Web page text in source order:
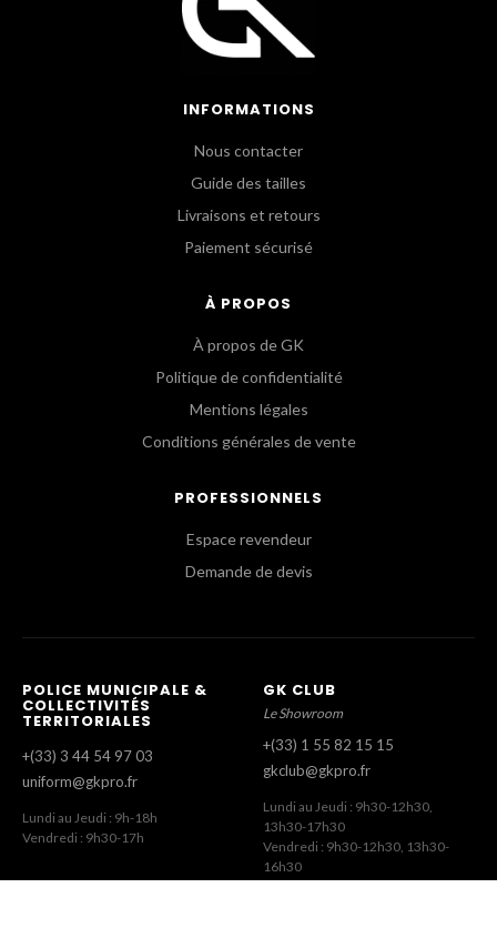
INFORMATIONS
Nous contacter
Guide des tailles
Livraisons et retours
Paiement sécurisé
À PROPOS
À propos de GK
Politique de confidentialité
Mentions légales
Conditions générales de vente
PROFESSIONNELS
Espace revendeur
Demande de devis
POLICE MUNICIPALE &
COLLECTIVITÉS
TERRITORIALES
+(33) 3 44 54 97 03
uniform@gkpro.fr
Lundi au Jeudi : 9h-18h
Vendredi : 9h30-17h
GK CLUB
Le Showroom
+(33) 1 55 82 15 15
gkclub@gkpro.fr
Lundi au Jeudi : 9h30-12h30,
13h30-17h30
Vendredi : 9h30-12h30, 13h30-
16h30